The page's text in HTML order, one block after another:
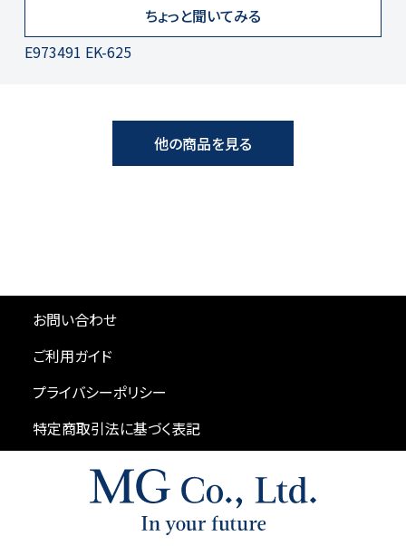
ちょっと聞いてみる
E973491 EK-625
他の商品を見る
お問い合わせ
ご利用ガイド
プライバシーポリシー
特定商取引法に基づく表記